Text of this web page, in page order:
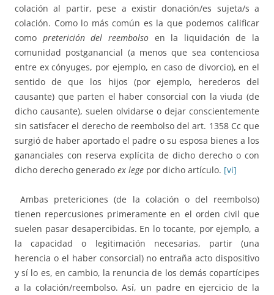
colación al partir, pese a existir donación/es sujeta/s a
colación. Como lo más común es la que podemos calificar
como preterición del reembolsoen la liquidación de la
comunidad postganancial (a menos que sea contenciosa
entre ex cónyuges, por ejemplo, en caso de divorcio), en el
sentido de que los hijos (por ejemplo, herederos del
causante) que parten el haber consorcial con la viuda (de
dicho causante), suelen olvidarse o dejar conscientemente
sin satisfacer el derecho de reembolso del art. 1358 Cc que
surgió de haber aportado el padre o su esposa bienes a los
gananciales con reserva explícita de dicho derecho o con
dicho derecho generado ex lege por dicho artículo. [vi]
Ambas pretericiones (de la colación o del reembolso)
tienen repercusiones primeramente en el orden civil que
suelen pasar desapercibidas. En lo tocante, por ejemplo, a
la capacidad o legitimación necesarias, partir (una
herencia o el haber consorcial) no entraña acto dispositivo
y sí lo es, en cambio, la renuncia de los demás copartícipes
a la colación/reembolso. Así, un padre en ejercicio de la